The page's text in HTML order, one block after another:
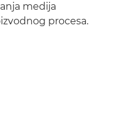
medija
procesa.